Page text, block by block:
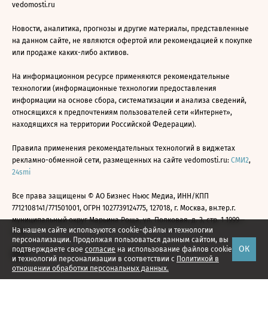
На нашем сайте используются cookie-файлы и технологии
персонализации. Продолжая пользоваться данным сайтом, вы
подтверждаете свое согласие на использование файлов cookie
и технологий персонализации в соответствии с Политикой в
отношении обработки персональных данных.
ОК
vedomosti.ru
Новости, аналитика, прогнозы и другие материалы, представленные
на данном сайте, не являются офертой или рекомендацией к покупке
или продаже каких-либо активов.
На информационном ресурсе применяются рекомендательные
технологии (информационные технологии предоставления
информации на основе сбора, систематизации и анализа сведений,
относящихся к предпочтениям пользователей сети «Интернет»,
находящихся на территории Российской Федерации).
Правила применения рекомендательных технологий в виджетах
рекламно-обменной сети, размещенных на сайте vedomosti.ru: СМИ2,
24smi
Все права защищены © АО Бизнес Ньюс Медиа, ИНН/КПП
7712108141/771501001, ОГРН 1027739124775, 127018, г. Москва, вн.тер.г.
муниципальный округ Марьина Роща, ул. Полковая, д. 3, стр. 1 1999—
2026